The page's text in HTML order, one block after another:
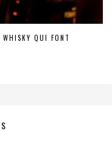
WHISKY QUI FONT